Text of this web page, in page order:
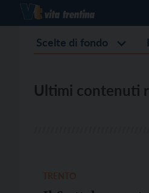
Scelte di fondo
Ultimi contenuti